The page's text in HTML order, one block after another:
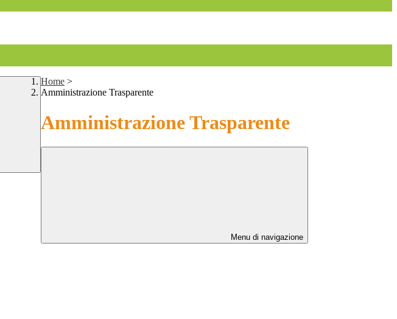
Home >
Amministrazione Trasparente
Amministrazione Trasparente
Menu di navigazione